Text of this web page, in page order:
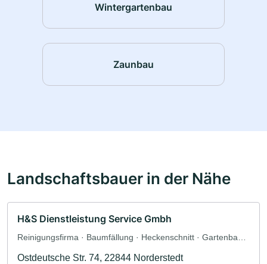
Wintergartenbau
Zaunbau
Landschaftsbauer in der Nähe
H&S Dienstleistung Service Gmbh
Reinigungsfirma · Baumfällung · Heckenschnitt · Gartenbau ·
Ostdeutsche Str. 74, 22844 Norderstedt